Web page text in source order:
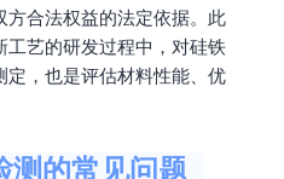
方合法权益的法定依据。此
工艺的研发过程中，对硅铁
定，也是评估材料性能、优
测的常见问题